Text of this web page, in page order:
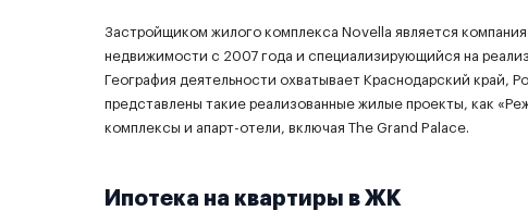
Застройщиком жилого комплекса Novella является компания
недвижимости с 2007 года и специализирующийся на
География деятельности охватывает Краснодарский край,
представлены такие реализованные жилые проекты, как
комплексы и апарт-отели, включая The Grand Palace.
Ипотека на квартиры в ЖК